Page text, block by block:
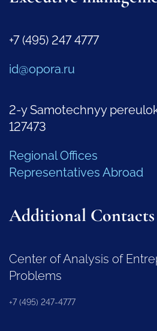
+7 (495) 247 4777
id@opora.ru
2-y Samotechnyy
127473
Regional Offices
Representatives Abroad
Additional Contacts
Center of Analysis of
Problems
+7 (495) 247-4777